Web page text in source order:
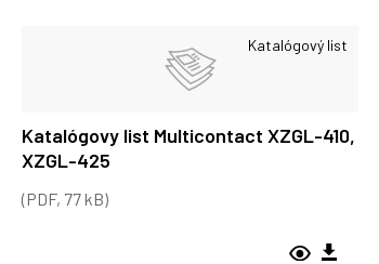
Katalógový list
Katalógovy list Multicontact XZGL-410,
XZGL-425
(PDF, 77 kB)